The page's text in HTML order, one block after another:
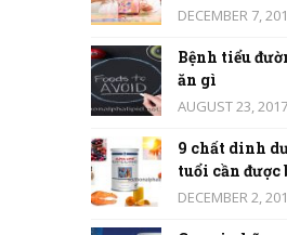
DECEMBER 7,
Bệnh tiểu
ăn gì
AUGUST 23, 2017
9 chất dinh
tuổi cần được
DECEMBER 2,